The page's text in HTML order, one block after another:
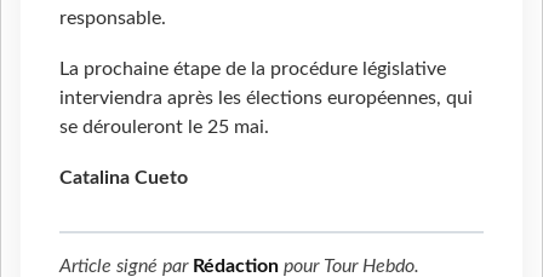
responsable.
La prochaine étape de la procédure législative
interviendra après les élections européennes, qui
se dérouleront le 25 mai.
Catalina Cueto
Article signé par Rédaction pour Tour Hebdo.